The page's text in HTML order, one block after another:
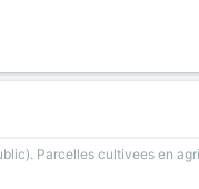
Parcelles cultivees en